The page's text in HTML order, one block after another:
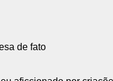
de fato